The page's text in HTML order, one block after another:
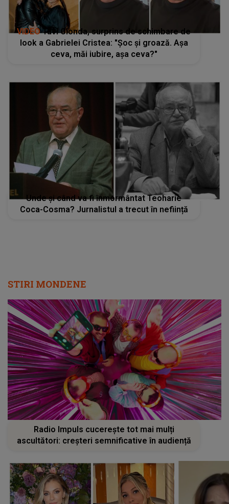
VIDEOTavi Clonda, surprins de schimbare de
look a Gabrielei Cristea: "Șoc și groază. Așa
ceva, măi iubire, așa ceva?"
Unde și când va fi înmormântat Teoharie
Coca-Cosma? Jurnalistul a trecut în neființă
STIRI MONDENE
Radio Impuls cucerește tot mai mulți
ascultători: creșteri semnificative în audiență